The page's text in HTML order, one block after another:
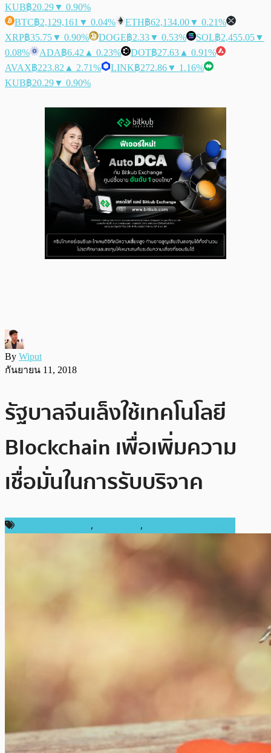
KUB฿20.29▼ 0.90%
BTC฿2,129,161 ▼ 0.04% ETH฿62,134.00▼ 0.21%
XRP฿35.75▼ 0.90% DOGE฿2.33▼ 0.53% SOL฿2,455.05▼
0.08%
ADA฿6.42 ▲ 0.23% DOT฿27.63 ▲ 0.91%
AVAX฿223.82 ▲ 2.71% LINK฿272.86▼ 1.16%
KUB฿20.29▼ 0.90%
By Wiput
กันยายน 11, 2018
รัฐบาลจีนเล็งใช้เทคโนโลยี
Blockchain เพื่อเพิ่มความ
เชื่อมั่นในการรับบริจาค
, ,